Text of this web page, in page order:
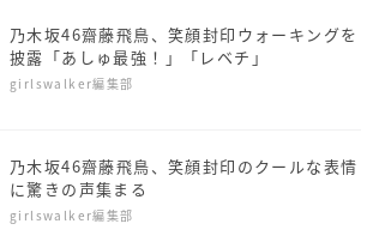
乃木坂46齋藤飛鳥、笑顔封印ウォーキングを
披露「あしゅ最強！」「レベチ」
girlswalker編集部
乃木坂46齋藤飛鳥、笑顔封印のクールな表情
に驚きの声集まる
girlswalker編集部